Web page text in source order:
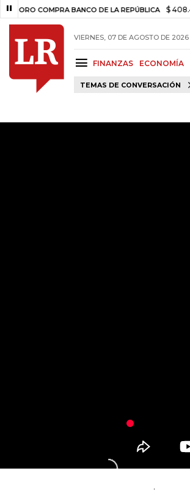
COMPRA BANCO DE LA REPÚBLICA $ 408.498,97
VIERNES, 07 DE AGOSTO DE 2026
FINANZAS ECONOMÍA
TEMAS DE CONVERSACIÓN